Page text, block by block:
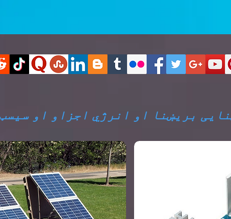
بریښنا او انرژي اجزاو او